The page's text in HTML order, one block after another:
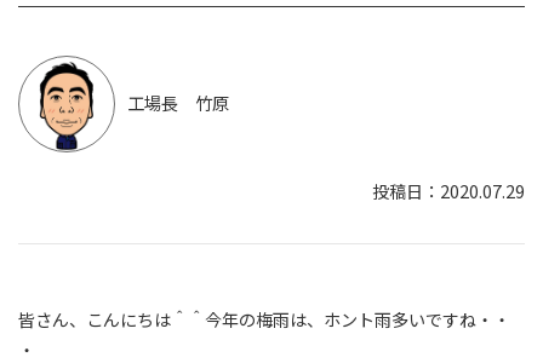
工場長 竹原
2020.07.29
皆さん、こんにちは＾＾今年の梅雨は、ホント雨多いですね・・
・